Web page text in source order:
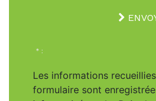
* :
Les informations
formulaire sont